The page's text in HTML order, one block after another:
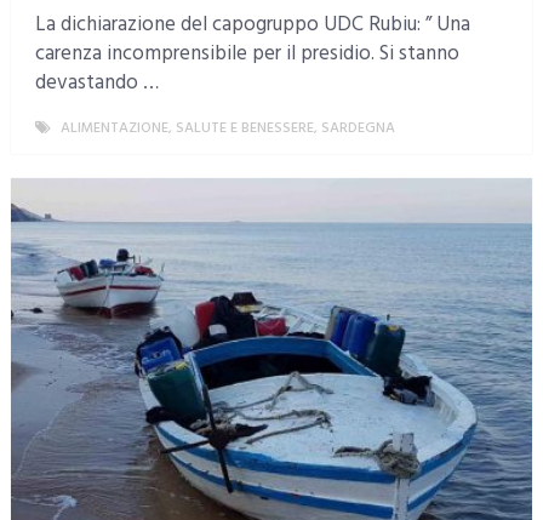
La dichiarazione del capogruppo UDC Rubiu: ” Una
carenza incomprensibile per il presidio. Si stanno
devastando …
ALIMENTAZIONE, SALUTE E BENESSERE, SARDEGNA